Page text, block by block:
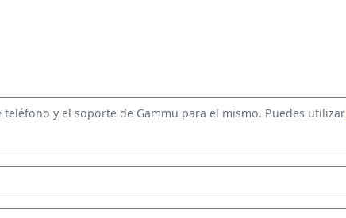
y el soporte de Gammu para el mismo. Puedes utilizar